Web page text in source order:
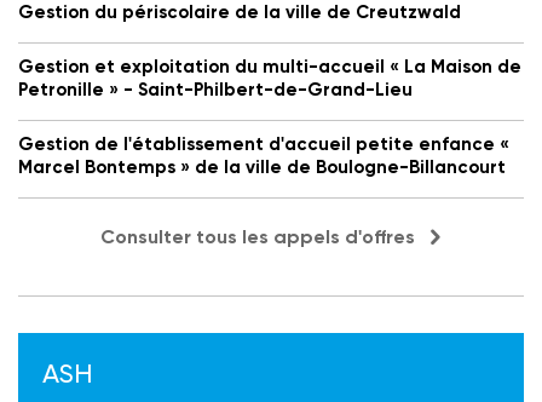
Gestion du périscolaire de la ville de Creutzwald
Gestion et exploitation du multi-accueil « La Maison de
Petronille » - Saint-Philbert-de-Grand-Lieu
Gestion de l'établissement d'accueil petite enfance «
Marcel Bontemps » de la ville de Boulogne-Billancourt
Consulter tous les appels d'offres
ASH